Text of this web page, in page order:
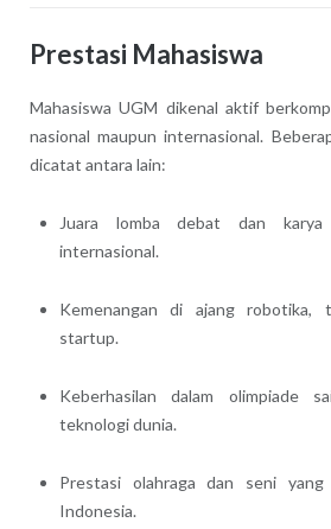
Prestasi Mahasiswa
Mahasiswa UGM dikenal aktif
nasional maupun internasional.
dicatat antara lain:
Juara lomba debat dan
internasional.
Kemenangan di ajang robotika,
startup.
Keberhasilan dalam olimpiade
teknologi dunia.
Prestasi olahraga dan seni yang
Indonesia.